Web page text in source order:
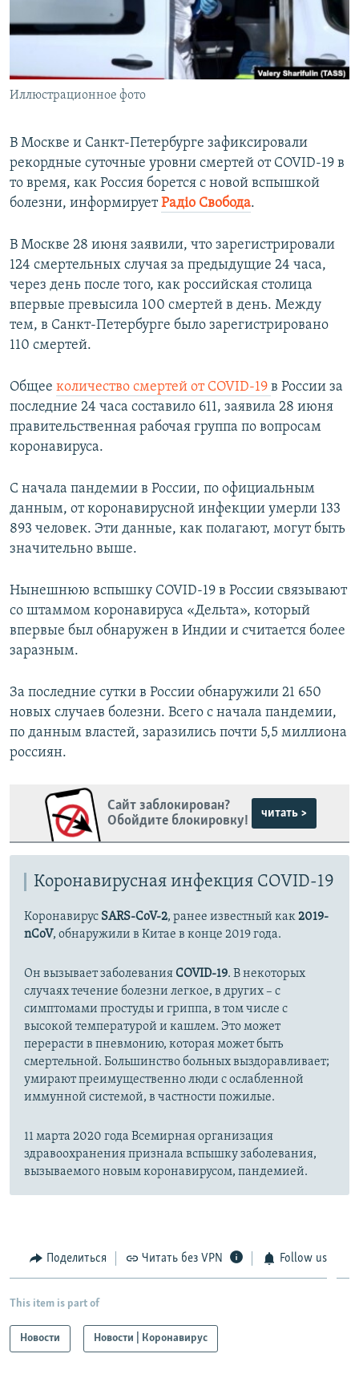
ПОБЕДИТЕЛЕЙ НЕ СУДЯТ?
ELIFBE
УКРАИНСКАЯ ПРОБЛЕМА КРЫМА
ПРИСОЕДИНЯЙТЕСЬ!
Иллюстрационное фото
В Москве и Санкт-Петербурге зафиксировали
рекордные суточные уровни смертей от COVID-19 в
то время, как Россия борется с новой вспышкой
болезни, информируетРадiо Свобода.
В Москве 28 июня заявили, что зарегистрировали
124 смертельных случая за предыдущие 24 часа,
через день после того, как российская столица
впервые превысила 100 смертей в день. Между
тем, в Санкт-Петербурге было зарегистрировано
110 смертей.
Общее количество смертей от COVID-19 в России за
последние 24 часа составило 611, заявила 28 июня
правительственная рабочая группа по вопросам
коронавируса.
С начала пандемии в России, по официальным
данным, от коронавирусной инфекции умерли 133
893 человек. Эти данные, как полагают, могут быть
значительно выше.
Нынешнюю вспышку COVID-19 в России связывают
со штаммом коронавируса «Дельта», который
впервые был обнаружен в Индии и считается более
заразным.
За последние сутки в России обнаружили 21 650
новых случаев болезни. Всего с начала пандемии,
по данным властей, заразились почти 5,5 миллиона
россиян.
Сайт заблокирован?
Обойдите блокировку!
читать >
Коронавирусная инфекция COVID-19
Коронавирус SARS-CoV-2, ранее известный как2019-
nCoV, обнаружили в Китае в конце 2019 года.
Он вызывает заболеванияCOVID-19. В некоторых
случаях течение болезни легкое, в других – с
симптомами простуды и гриппа, в том числе с
высокой температурой и кашлем. Это может
перерасти в пневмонию, которая может быть
смертельной. Большинство больных выздоравливает;
умирают преимущественно люди с ослабленной
иммунной системой, в частности пожилые.
11 марта 2020 года Всемирная организация
здравоохранения признала вспышку заболевания,
вызываемого новым коронавирусом, пандемией.
Поделиться Читать без VPN Follow us
This item is part of
Новости Новости | Коронавирус